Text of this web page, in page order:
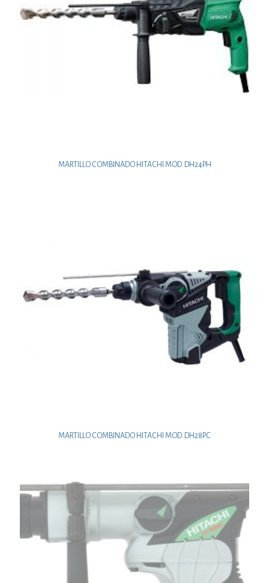
MARTILLO COMBINADO HITACHI MOD. DH24PH
MARTILLO COMBINADO HITACHI MOD. DH28PC